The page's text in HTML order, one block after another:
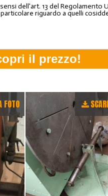
dell'art. 13 del Regolamento
riguardo a quelli
FOTO